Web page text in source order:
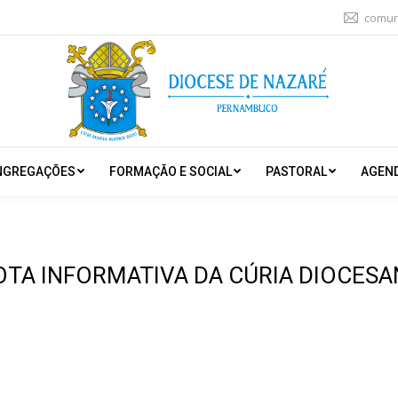
FORMAÇÃO E SOCIAL PASTORAL
INFORMATIVA DA CÚRIA